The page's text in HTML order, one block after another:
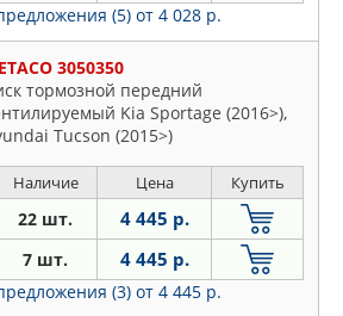
(5) от 4 028 р.
3050350
тормозной передний
Kia Sportage (2016>),
Tucson (2015>)
Наличие Цена Купить
22 шт. 4 445 р.
7 шт. 4 445 р.
(3) от 4 445 р.